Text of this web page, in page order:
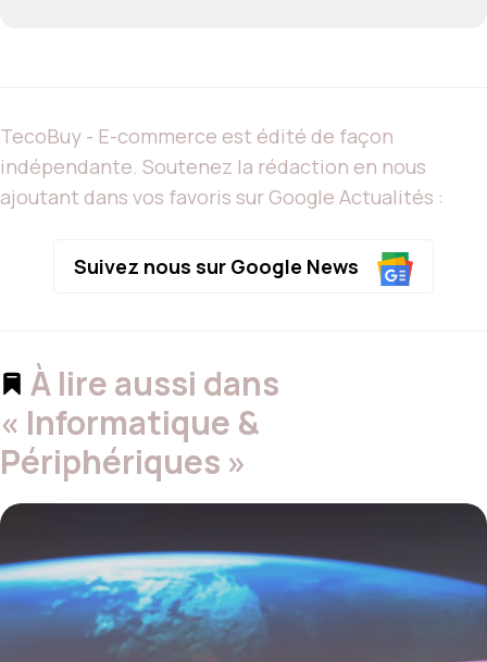
TecoBuy - E-commerce est édité de façon
indépendante. Soutenez la rédaction en nous
ajoutant dans vos favoris sur Google Actualités :
Suivez nous sur Google News
À lire aussi dans
« Informatique &
Périphériques »